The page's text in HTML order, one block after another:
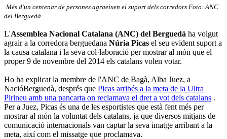
Més d'un centenar de persones agraeixen el suport dels corredors Foto: ANC
del Berguedà
L'Assemblea Nacional Catalana (ANC) del Berguedà ha volgut
agrair a la corredora berguedana Núria Picas el seu evident suport a
la causa catalana i la seva col·laboració per mostrar al món que el
proper 9 de novembre del 2014 els catalans volen votar.
Ho ha explicat la membre de l'ANC de Bagà, Alba Juez, a
NacióBerguedà, després que Picas arribés a la meta de la Ultra
Pirineu amb una pancarta on reclamava el dret a vot dels catalans .
Per a Juez, Picas és una de les esportistes que està fent més per
mostrar al món la voluntat dels catalans, ja que diversos mitjans de
comunicació internacionals van captar la seva imatge arribant a la
meta, així com el missatge que proclamava.